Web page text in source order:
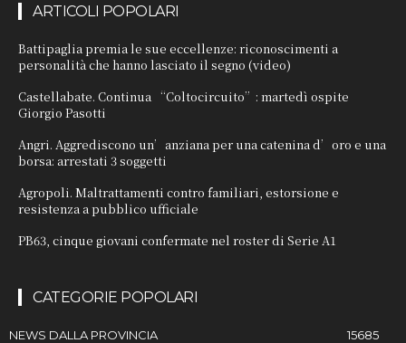
ARTICOLI POPOLARI
Battipaglia premia le sue eccellenze: riconoscimenti a
personalità che hanno lasciato il segno (video)
Castellabate. Continua “Coltocircuito”: martedì ospite
Giorgio Pasotti
Angri. Aggrediscono un’anziana per una catenina d’oro e una
borsa: arrestati 3 soggetti
Agropoli. Maltrattamenti contro familiari, estorsione e
resistenza a pubblico ufficiale
PB63, cinque giovani confermate nel roster di Serie A1
CATEGORIE POPOLARI
NEWS DALLA PROVINCIA
15685